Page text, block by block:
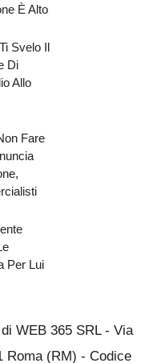
È Alto
Svelo Il
Di
Allo
Fare
Per Lui
WEB 365 SRL - Via
Roma (RM) - Codice